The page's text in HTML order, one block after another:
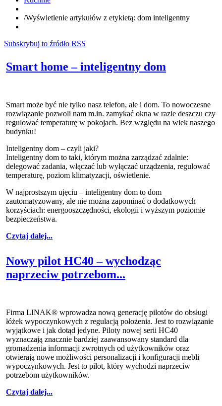
/Wyświetlenie artykułów z etykietą: dom inteligentny
Subskrybuj to źródło RSS
Smart home – inteligentny dom
Smart może być nie tylko nasz telefon, ale i dom. To nowoczesne
rozwiązanie pozwoli nam m.in. zamykać okna w razie deszczu czy
regulować temperaturę w pokojach. Bez względu na wiek naszego
budynku!
Inteligentny dom – czyli jaki?
Inteligentny dom to taki, którym można zarządzać zdalnie:
delegować zadania, włączać lub wyłączać urządzenia, regulować
temperaturę, poziom klimatyzacji, oświetlenie.
W najprostszym ujęciu – inteligentny dom to dom
zautomatyzowany, ale nie można zapominać o dodatkowych
korzyściach: energooszczędności, ekologii i wyższym poziomie
bezpieczeństwa.
Czytaj dalej...
Nowy pilot HC40 – wychodząc
naprzeciw potrzebom...
Firma LINAK® wprowadza nową generację pilotów do obsługi
łóżek wypoczynkowych z regulacją położenia. Jest to rozwiązanie
wyjątkowe i jak dotąd jedyne. Piloty nowej serii HC40
wyznaczają znacznie bardziej zaawansowany standard dla
gromadzenia informacji zwrotnych od użytkowników oraz
otwierają nowe możliwości personalizacji i konfiguracji mebli
wypoczynkowych. Jest to pilot, który wychodzi naprzeciw
potrzebom użytkowników.
Czytaj dalej...